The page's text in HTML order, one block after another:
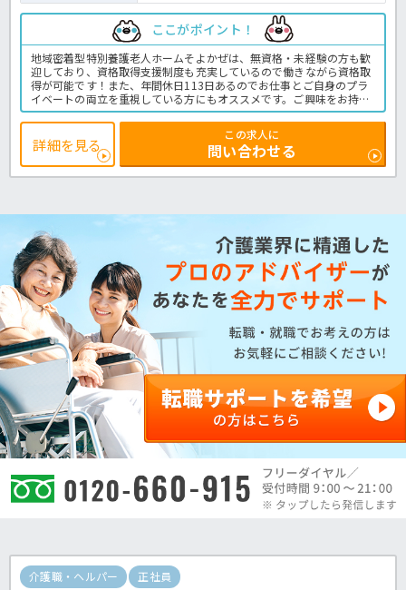
ここがポイント！
地域密着型特別養護老人ホームそよかぜは、無資格・未経験の方も歓
迎しており、資格取得支援制度も充実しているので働きながら資格取
得が可能です！また、年間休日113日あるのでお仕事とご自身のプラ
イベートの両立を重視している方にもオススメです。ご興味をお持ち
でしたら、是非ほっ介護へお問い合わせ下さい。特別養護老人ホーム
の介護業務全般です。
＜介護職 正職員 特別養護老人ホームの求人＞
詳細を見る
この求人に
問い合わせる
介護職・ヘルパー 正社員